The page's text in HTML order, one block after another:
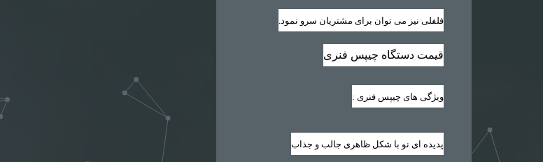
فلفلی نیز می توان برای مشتریان سرو نمود.
قیمت دستگاه چیپس فنری
ویژگی های چیپس فنری :
پدیده ای نو با شکل ظاهری جالب و جذاب